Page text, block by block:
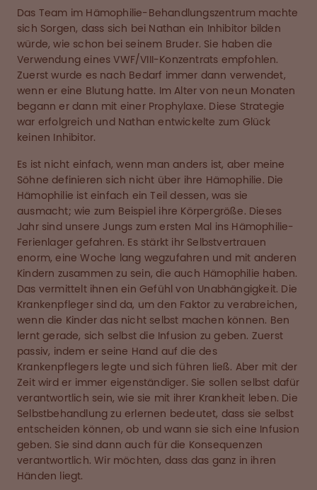
Das Team im Hämophilie-Behandlungszentrum machte
sich Sorgen, dass sich bei Nathan ein Inhibitor bilden
würde, wie schon bei seinem Bruder. Sie haben die
Verwendung eines VWF/VIII-Konzentrats empfohlen.
Zuerst wurde es nach Bedarf immer dann verwendet,
wenn er eine Blutung hatte. Im Alter von neun Monaten
begann er dann mit einer Prophylaxe. Diese Strategie
war erfolgreich und Nathan entwickelte zum Glück
keinen Inhibitor.
Es ist nicht einfach, wenn man anders ist, aber meine
Söhne definieren sich nicht über ihre Hämophilie. Die
Hämophilie ist einfach ein Teil dessen, was sie
ausmacht; wie zum Beispiel ihre Körpergröße. Dieses
Jahr sind unsere Jungs zum ersten Mal ins Hämophilie-
Ferienlager gefahren. Es stärkt ihr Selbstvertrauen
enorm, eine Woche lang wegzufahren und mit anderen
Kindern zusammen zu sein, die auch Hämophilie haben.
Das vermittelt ihnen ein Gefühl von Unabhängigkeit. Die
Krankenpfleger sind da, um den Faktor zu verabreichen,
wenn die Kinder das nicht selbst machen können. Ben
lernt gerade, sich selbst die Infusion zu geben. Zuerst
passiv, indem er seine Hand auf die des
Krankenpflegers legte und sich führen ließ. Aber mit der
Zeit wird er immer eigenständiger. Sie sollen selbst dafür
verantwortlich sein, wie sie mit ihrer Krankheit leben. Die
Selbstbehandlung zu erlernen bedeutet, dass sie selbst
entscheiden können, ob und wann sie sich eine Infusion
geben. Sie sind dann auch für die Konsequenzen
verantwortlich. Wir möchten, dass das ganz in ihren
Händen liegt.